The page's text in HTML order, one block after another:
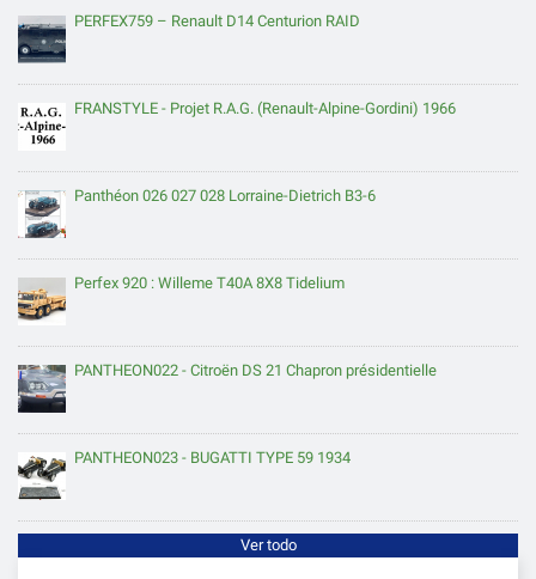
PERFEX759 – Renault D14 Centurion RAID
FRANSTYLE - Projet R.A.G. (Renault-Alpine-Gordini) 1966
Panthéon 026 027 028 Lorraine-Dietrich B3-6
Perfex 920 : Willeme T40A 8X8 Tidelium
PANTHEON022 - Citroën DS 21 Chapron présidentielle
PANTHEON023 - BUGATTI TYPE 59 1934
Ver todo